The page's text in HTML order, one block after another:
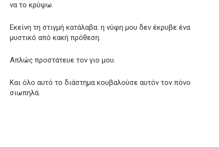
να το κρύψω.
Εκείνη τη στιγμή κατάλαβα: η νύφη μου δεν έκρυβε ένα
μυστικό από κακή πρόθεση.
Απλώς προστάτευε τον γιο μου.
Και όλο αυτό το διάστημα κουβαλούσε αυτόν τον πόνο
σιωπηλά.